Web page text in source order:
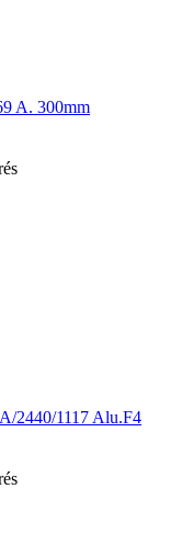
A. 300mm
2440/1117 Alu.F4